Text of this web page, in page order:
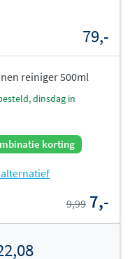
79,-
reiniger 500ml
korting
alternatief
9,99 7,-